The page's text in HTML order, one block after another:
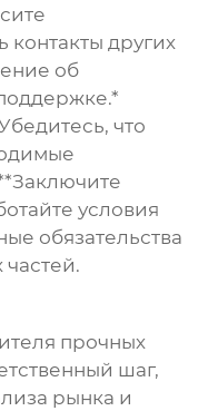
контакты других
об
что
условия
обязательства
частей.
прочных
шаг,
рынка и